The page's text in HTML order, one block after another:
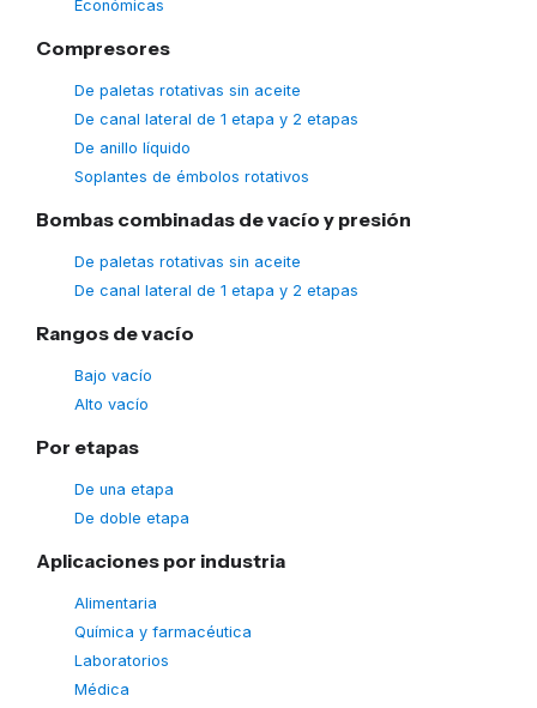
Económicas
Compresores
De paletas rotativas sin aceite
De canal lateral de 1 etapa y 2 etapas
De anillo líquido
Soplantes de émbolos rotativos
Bombas combinadas de vacío y presión
De paletas rotativas sin aceite
De canal lateral de 1 etapa y 2 etapas
Rangos de vacío
Bajo vacío
Alto vacío
Por etapas
De una etapa
De doble etapa
Aplicaciones por industria
Alimentaria
Química y farmacéutica
Laboratorios
Médica